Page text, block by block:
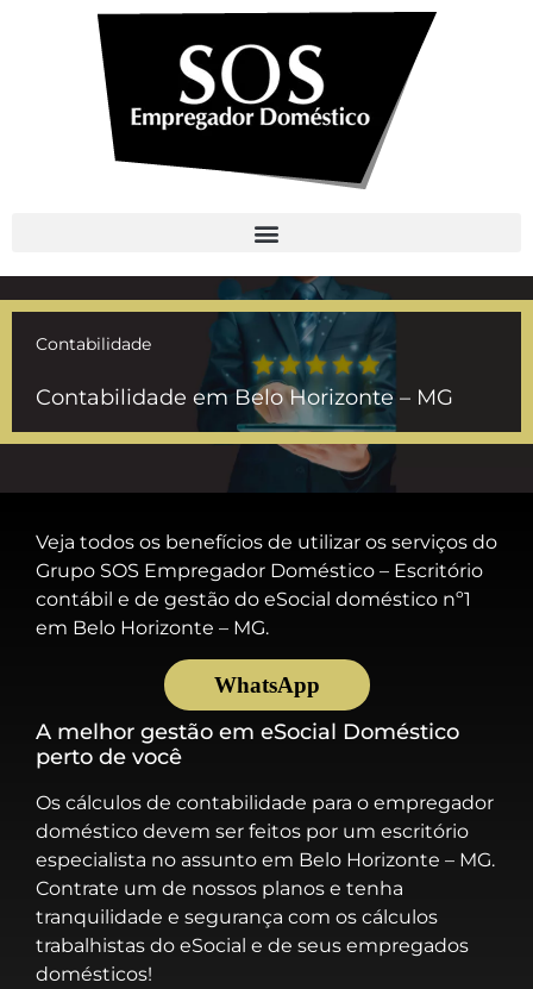
Contabilidade
Contabilidade em Belo Horizonte – MG
Veja todos os benefícios de utilizar os serviços do
Grupo SOS Empregador Doméstico – Escritório
contábil e de gestão do eSocial doméstico nº1
em Belo Horizonte – MG.
WhatsApp
A melhor gestão em eSocial Doméstico
perto de você
Os cálculos de contabilidade para o empregador
doméstico devem ser feitos por um escritório
especialista no assunto em Belo Horizonte – MG.
Contrate um de nossos planos e tenha
tranquilidade e segurança com os cálculos
trabalhistas do eSocial e de seus empregados
domésticos!